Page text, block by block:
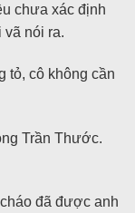
chưa xác định
vã nói ra.
tỏ, cô không cần
Trần Thước.
đã được anh